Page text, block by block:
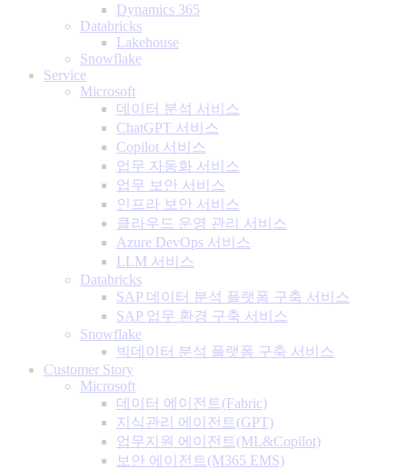
Dynamics 365
Databricks
Lakehouse
Snowflake
Service
Microsoft
데이터 분석 서비스
ChatGPT 서비스
Copilot 서비스
업무 자동화 서비스
업무 보안 서비스
인프라 보안 서비스
클라우드 운영 관리 서비스
Azure DevOps 서비스
LLM 서비스
Databricks
SAP 데이터 분석 플랫폼 구축 서비스
SAP 업무 환경 구축 서비스
Snowflake
빅데이터 분석 플랫폼 구축 서비스
Customer Story
Microsoft
데이터 에이전트(Fabric)
지식관리 에이전트(GPT)
업무지원 에이전트(ML&Copilot)
보안 에이전트(M365 EMS)